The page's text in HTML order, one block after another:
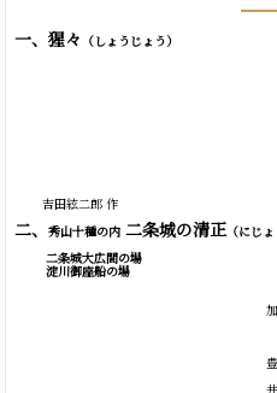
一、猩々 （しょうじょう）
吉田絃二郎 作
二、 秀山十種の内二条城の清正（にじょ
二条城大広間の場
淀川御座船の場